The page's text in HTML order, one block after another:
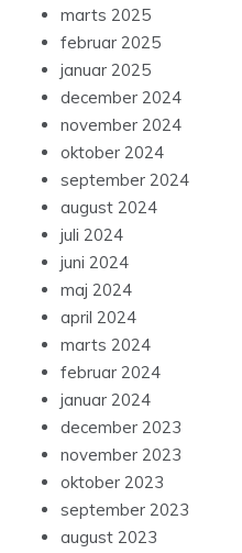
marts 2025
februar 2025
januar 2025
december 2024
november 2024
oktober 2024
september 2024
august 2024
juli 2024
juni 2024
maj 2024
april 2024
marts 2024
februar 2024
januar 2024
december 2023
november 2023
oktober 2023
september 2023
august 2023